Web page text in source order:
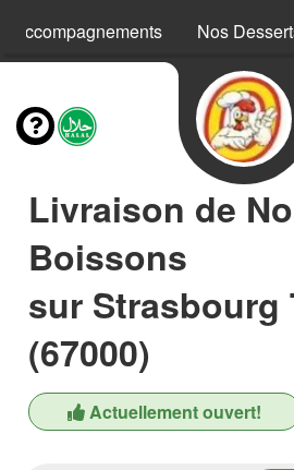
Accompagnements Nos
Livraison de
Boissons
sur Strasbourg
(67000)
Actuellement ouvert!